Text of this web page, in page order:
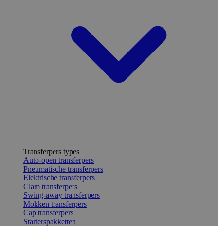
Transferpers types
Auto-open transferpers
Pneumatische transferpers
Elektrische transferpers
Clam transferpers
Swing-away transferpers
Mokken transferpers
Cap transferpers
Starterspakketten